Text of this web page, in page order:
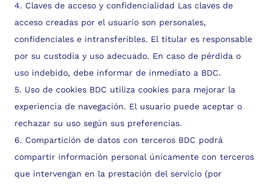
4. Claves de acceso y confidencialidad Las claves de
acceso creadas por el usuario son personales,
confidenciales e intransferibles. El titular es responsable
por su custodia y uso adecuado. En caso de pérdida o
uso indebido, debe informar de inmediato a BDC.
5. Uso de cookies BDC utiliza cookies para mejorar la
experiencia de navegación. El usuario puede aceptar o
rechazar su uso según sus preferencias.
6. Compartición de datos con terceros BDC podrá
compartir información personal únicamente con terceros
que intervengan en la prestación del servicio (por